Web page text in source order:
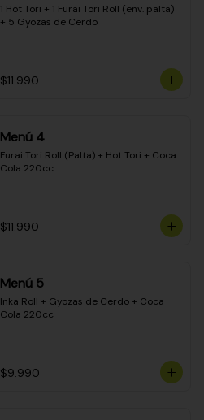
1 Hot Tori + 1 Furai Tori Roll (env. palta)
+ 5 Gyozas de Cerdo
$11.990
Menú 4
Furai Tori Roll (Palta) + Hot Tori + Coca
Cola 220cc
$11.990
Menú 5
Inka Roll + Gyozas de Cerdo + Coca
Cola 220cc
$9.990